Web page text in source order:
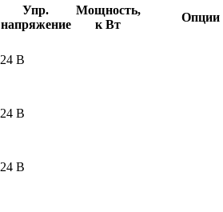
Упр.
напряжение
Мощность,
к Вт
Опции
24 В
24 В
24 В